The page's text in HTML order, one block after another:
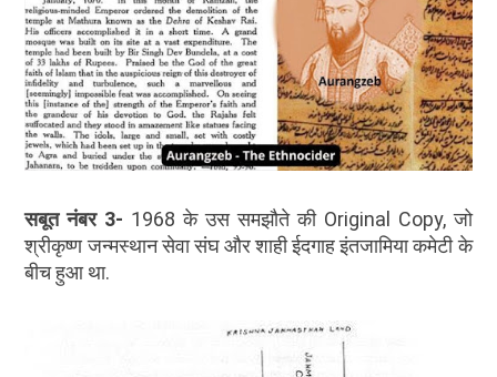
सबूत नंबर 3- 1968 के उस समझौते की Original Copy, जो
श्रीकृष्ण जन्मस्थान सेवा संघ और शाही ईदगाह इंतजामिया कमेटी के
बीच हुआ था.